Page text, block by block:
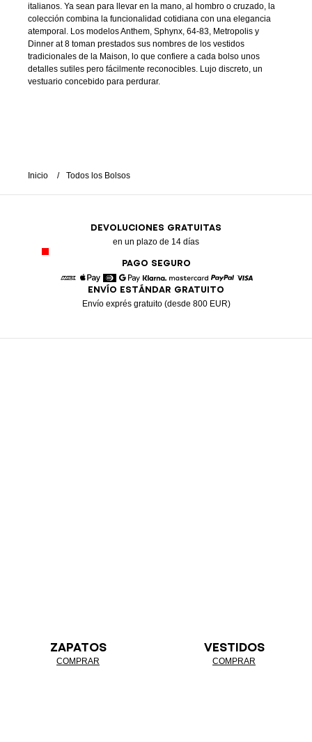
italianos. Ya sean para llevar en la mano, al hombro o cruzado, la
colección combina la funcionalidad cotidiana con una elegancia
atemporal. Los modelos Anthem, Sphynx, 64-83, Metropolis y
Dinner at 8 toman prestados sus nombres de los vestidos
tradicionales de la Maison, lo que confiere a cada bolso unos
detalles sutiles pero fácilmente reconocibles. Lujo discreto, un
vestuario concebido para perdurar.
Inicio Todos los Bolsos
DEVOLUCIONES GRATUITAS
en un plazo de 14 días
PAGO SEGURO
American Express
Apple Pay
DinersGoogle Pay
Klarna MastercardPaypal
ENVÍO ESTÁNDAR GRATUITO
Envío exprés gratuito (desde 800 EUR)
ZAPATOS
COMPRAR
VESTIDOS
COMPRAR